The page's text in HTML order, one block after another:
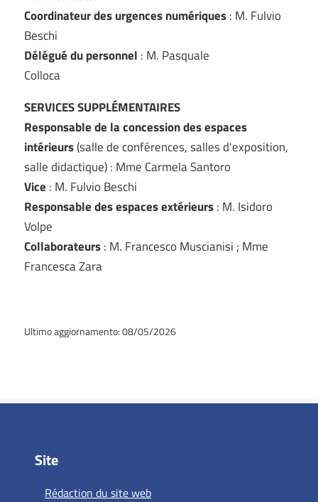
Coordinateur des urgences numériques: M. Fulvio
Beschi
Délégué du personnel : M. Pasquale
Colloca
SERVICES SUPPLÉMENTAIRES
Responsable de la concession des espaces
intérieurs(salle de conférences, salles d'exposition,
salle didactique) : Mme Carmela Santoro
Vice : M. Fulvio Beschi
Responsable des espaces extérieurs: M. Isidoro
Volpe
Collaborateurs: M. Francesco Muscianisi ; Mme
Francesca Zara
Ultimo aggiornamento: 08/05/2026
Site
Rédaction du site web